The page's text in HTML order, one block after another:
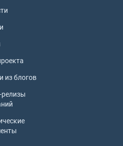
из блогов
релизы